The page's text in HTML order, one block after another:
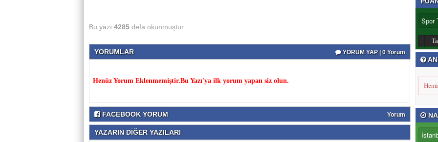
Bu yazı 4285 defa okunmuştur.
YORUMLAR YORUM YAP | 0 Yorum
Henüz Yorum Eklenmemiştir.Bu Yazı'ya ilk yorum yapan siz olun.
FACEBOOK YORUM Yorum
YAZARIN DİĞER YAZILARI